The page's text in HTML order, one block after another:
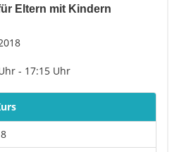
Eltern mit Kindern
- 17:15 Uhr